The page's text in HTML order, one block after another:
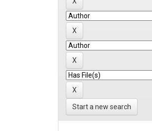
Start a new search